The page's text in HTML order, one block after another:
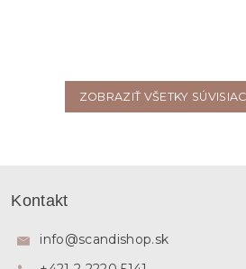
ZOBRAZIŤ VŠETKY
Kontakt
info@scandishop.sk